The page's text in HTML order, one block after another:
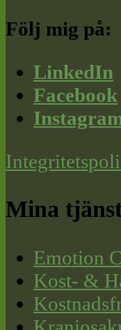
Följ mig på:
LinkedIn
Facebook
Mina
Emotion
Kost- &